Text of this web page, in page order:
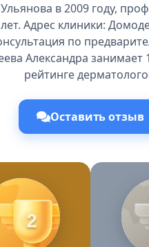
в 2009 году,
Адрес клиники:
по
Александра занимает
рейтинге
Оставить отзыв
2